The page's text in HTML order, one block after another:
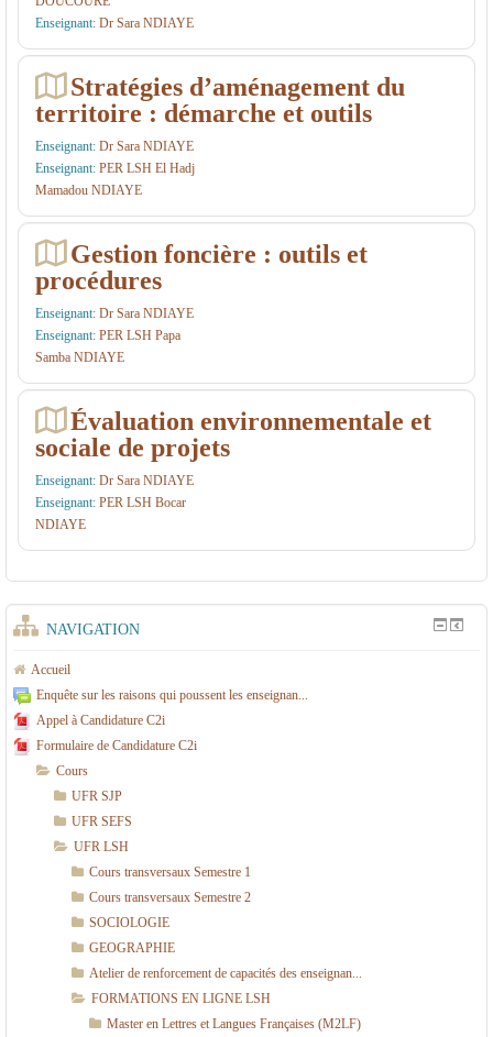
N
L
I
G
N
e
ri
e
p
p
e
n
t
T
ri
T
Enseignant: Dr Sara NDIAYE
Stratégies d’aménagement du
territoire : démarche et outils
Enseignant: Dr Sara NDIAYE
Enseignant: PER LSH El Hadj
Mamadou NDIAYE
Gestion foncière : outils et
procédures
Enseignant: Dr Sara NDIAYE
Enseignant: PER LSH Papa
Samba NDIAYE
Évaluation environnementale et
sociale de projets
Enseignant: Dr Sara NDIAYE
Enseignant: PER LSH Bocar
NDIAYE
NAVIGATION
Accueil
Enquête sur les raisons qui poussent les enseignan...
Appel à Candidature C2i
Formulaire de Candidature C2i
Cours
UFR SJP
UFR SEFS
UFR LSH
Cours transversaux Semestre 1
Cours transversaux Semestre 2
SOCIOLOGIE
GEOGRAPHIE
Atelier de renforcement de capacités des enseignan...
FORMATIONS EN LIGNE LSH
Master en Lettres et Langues Françaises (M2LF)